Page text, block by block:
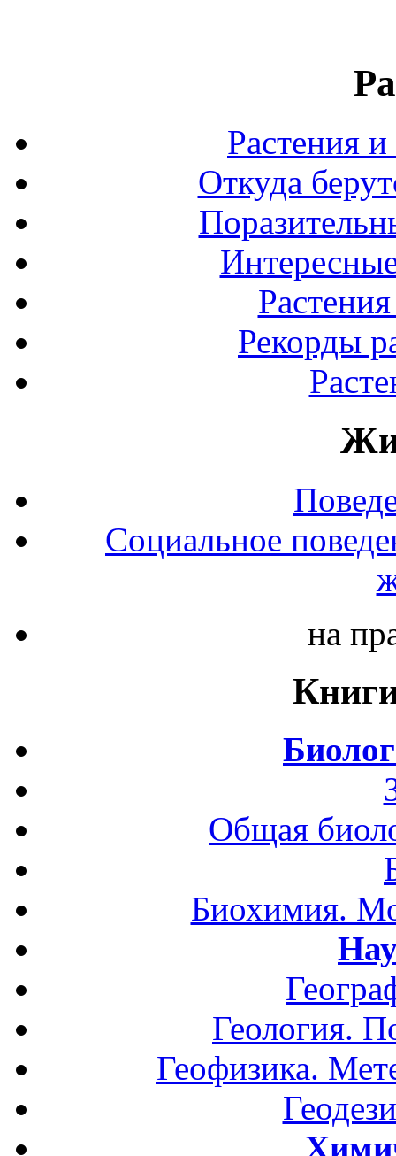
Растения
Откуда
Рекорды
Социальное
на
Общая
Биохимия.
Геология.
Геофизика.